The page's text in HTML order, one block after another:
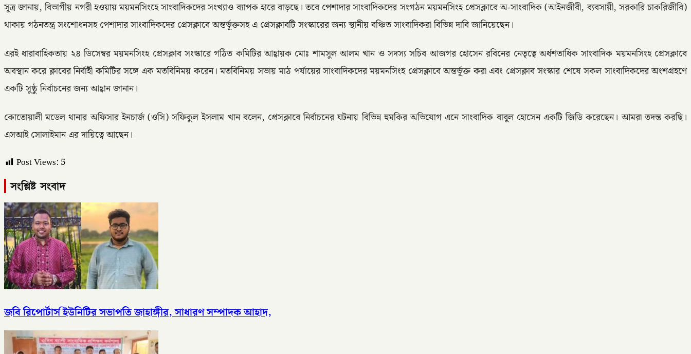
সূত্র জানায়, বিভাগীয় নগরী হওয়ায় ময়মনসিংহে সাংবাদিকদের সংখ্যাও ব্যাপক হারে বাড়ছে। তবে পেশাদার সাংবাদিকদের সংগঠন ময়মনসিংহ প্রেসক্লাবে অ-সাংবাদিক (আইনজীবী, ব্যবসায়ী, সরকারি চাকরিজীবি)
থাকায় গঠনতন্ত্র সংশোধনসহ পেশাদার সাংবাদিকদের প্রেসক্লাবে অন্তর্ভূক্তসহ এ প্রেসক্লাবটি সংস্কারের জন্য স্থানীয় বঞ্চিত সাংবাদিকরা বিভিন্ন দাবি জানিয়েছেন।
এরই ধারাবাহিকতায় ২৪ ডিসেম্বর ময়মনসিংহ প্রেসক্লাব সংস্কারে গঠিত কমিটির আহ্বায়ক মোঃ শামসুল আলম খান ও সদস্য সচিব আজগর হোসেন রবিনের নেতৃত্বে অর্ধশতাধিক সাংবাদিক ময়মনসিংহ প্রেসক্লাবে
অবস্থান করে ক্লাবের নির্বাহী কমিটির সঙ্গে এক মতবিনিময় করেন। মতবিনিময় সভায় মাঠ পর্যায়ের সাংবাদিকদের ময়মনসিংহ প্রেসক্লাবে অন্তর্ভূক্ত করা এবং প্রেসক্লাব সংস্কার শেষে সকল সাংবাদিকদের অংশগ্রহণে
একটি সুষ্ঠু নির্বাচনের জন্য আহ্বান জানান।
কোতোয়ালী মডেল থানার অফিসার ইনচার্জ (ওসি) সফিকুল ইসলাম খান বলেন, প্রেসক্লাবে নির্বাচনের ঘটনায় বিভিন্ন হুমকির অভিযোগ এনে সাংবাদিক বাবুল হোসেন একটি জিডি করেছেন। আমরা তদন্ত করছি।
এসআই সোলাইমান এর দায়িত্বে আছেন।
Post Views: 5
সংশ্লিষ্ট সংবাদ
জবি রিপোর্টার্স ইউনিটির সভাপতি জাহাঙ্গীর, সাধারণ সম্পাদক আহাদ,